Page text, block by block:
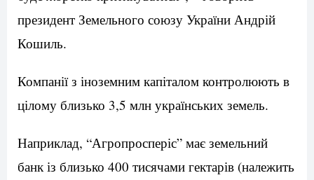
президент Земельного союзу України Андрій
Кошиль.
Компанії з іноземним капіталом контролюють в
цілому близько 3,5 млн українських земель.
Наприклад, “Агропросперіс” має земельний
банк із близько 400 тисячами гектарів (належить